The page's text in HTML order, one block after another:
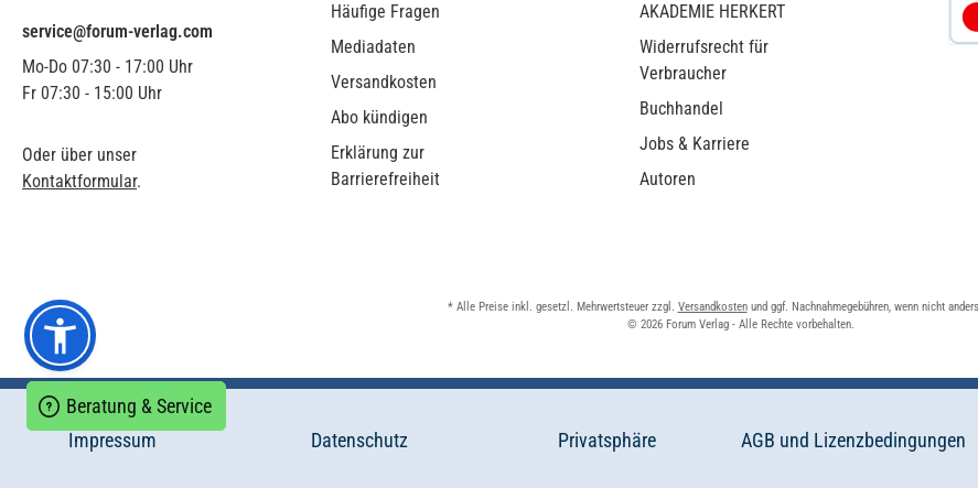
service@forum-verlag.com
Mo-Do 07:30 - 17:00 Uhr
Fr 07:30 - 15:00 Uhr
Oder über unser
Kontaktformular.
Häufige Fragen
Mediadaten
Versandkosten
Abo kündigen
Erklärung zur
Barrierefreiheit
AKADEMIE HERKERT
Widerrufsrecht für
Verbraucher
Buchhandel
Jobs & Karriere
Autoren
* Alle Preise inkl. gesetzl. Mehrwertsteuer zzgl. Versandkostenund ggf. Nachnahmegebühren, wenn nicht
© 2026 Forum Verlag - Alle Rechte vorbehalten.
Impressum Datenschutz Privatsphäre AGB und Lizenzbedingungen
Beratung & Service